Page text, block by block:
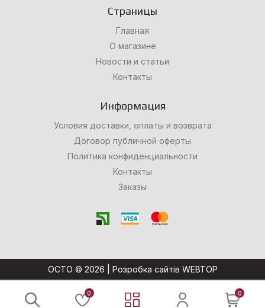
Страницы
Главная
О магазине
Новости и статьи
Контакты
Информация
Условия доставки, оплаты и возврата
Договор публичной оферты
Политика конфиденциальности
Контакты
Заказы
OCTO © 2026 | Розробка сайтів WEBTOP
0 0